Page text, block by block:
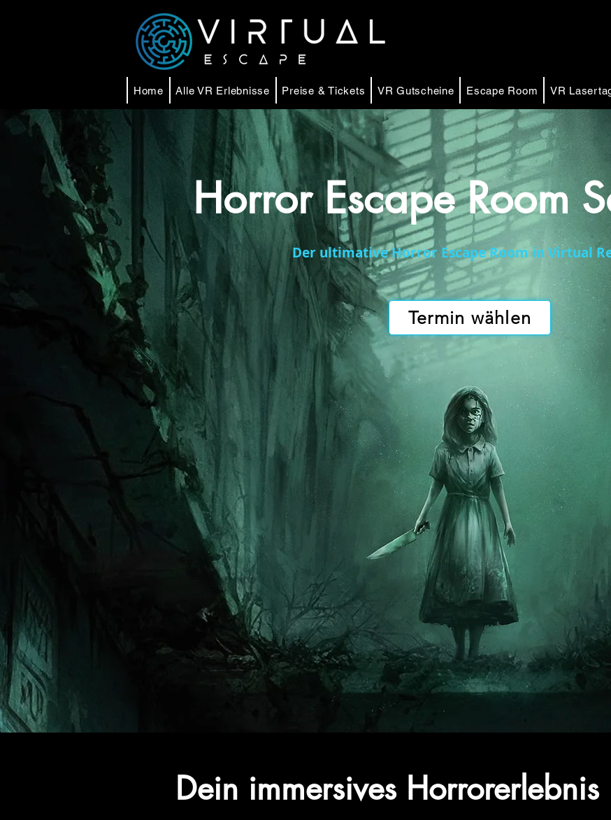
Home Alle VR Erlebnisse Preise & Tickets VR Gutscheine Escape Room VR
Horror Escape Room
Der ultimative Horror Escape Room in Virtual
Termin wählen
Dein immersives